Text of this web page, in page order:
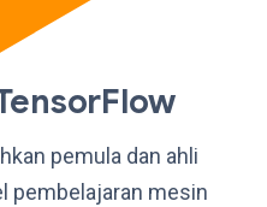
pemula dan ahli
pembelajaran mesin